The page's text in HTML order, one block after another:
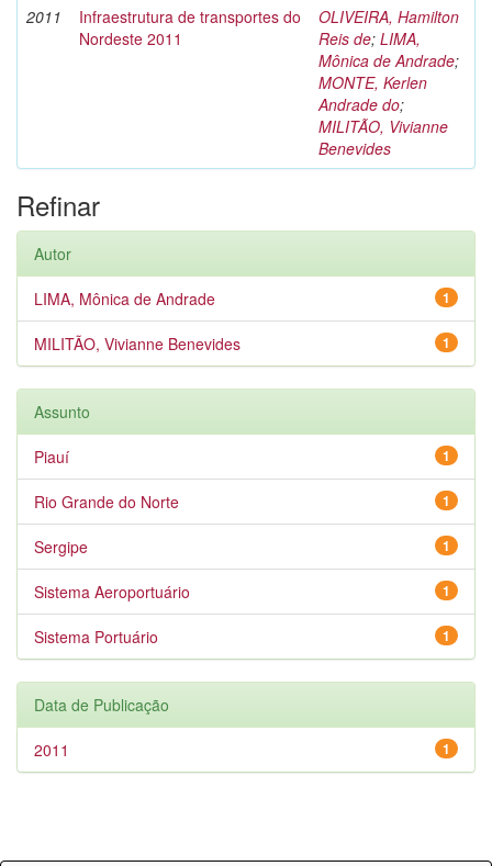
2011
Infraestrutura de transportes do
Nordeste 2011
OLIVEIRA, Hamilton
Reis de; LIMA,
Mônica de Andrade;
MONTE, Kerlen
Andrade do;
MILITÃO, Vivianne
Benevides
Refinar
Autor
1
LIMA, Mônica de Andrade
1
MILITÃO, Vivianne Benevides
Assunto
1
Piauí
1
Rio Grande do Norte
1
Sergipe
1
Sistema Aeroportuário
1
Sistema Portuário
Data de Publicação
1
2011